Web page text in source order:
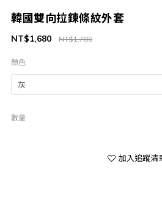
韓國雙向拉鍊條紋外套
NT$1,780
NT$1,680
顏色
數量
加入追蹤清